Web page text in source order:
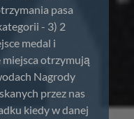
pasa
- 3) 2
medal i
miejsca otrzymują
Nagrody
przez nas
kiedy w danej